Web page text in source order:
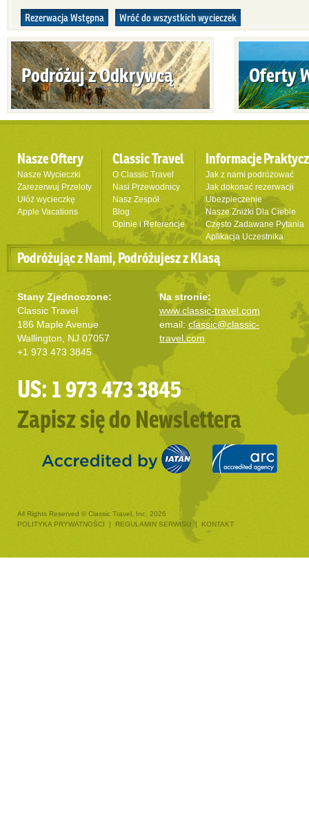
Rezerwacja Wstępna Wróć do wszystkich wycieczek
Podróżuj z Odkrywcą Oferty
Nasze Oftery
Nasze Wycieczki
Zarezerwuj Przeloty
Ułóż wycieczkę
Apple Vacations
Classic Travel
O Classic Travel
Nasi Przewodnicy
Nasz Zespół
Blog
Opinie i Referencje
Informacje
Jak z nami podróżować
Jak dokonać rezerwacji
Ubezpieczenie
Nasze Zniżki Dla Ciebie
Często Zadawane Pytania
Aplikacja Uczestnika
Podróżując z Nami, Podróżujesz z Klasą
Stany Zjednoczone:
Classic Travel
186 Maple Avenue
Wallington, NJ 07057
+1 973 473 3845
Na stronie:
www.classic-travel.com
email: classic@classic-
travel.com
US: 1 973 473 3845
Zapisz się do Newslettera
All Rights Reserved © Classic Travel, Inc. 2026
POLITYKA PRYWATNOŚCI
| REGULAMIN SERWISU | KONTAKT